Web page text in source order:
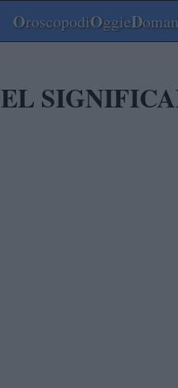
OroscopodiOggieD
EL